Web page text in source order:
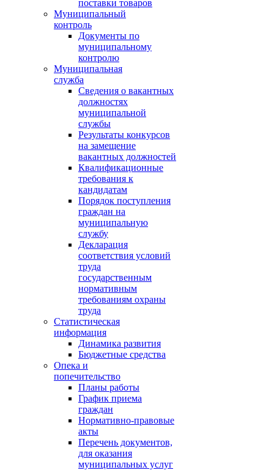
поставки товаров
Муниципальный
контроль
Документы по
муниципальному
контролю
Муниципальная
служба
Сведения о вакантных
должностях
муниципальной
службы
Результаты конкурсов
на замещение
вакантных должностей
Квалификационные
требования к
кандидатам
Порядок поступления
граждан на
муниципальную
службу
Декларация
соответствия условий
труда
государственным
нормативным
требованиям охраны
труда
Статистическая
информация
Динамика развития
Бюджетные средства
Опека и
попечительство
Планы работы
График приема
граждан
Нормативно-правовые
акты
Перечень документов,
для оказания
муниципальных услуг